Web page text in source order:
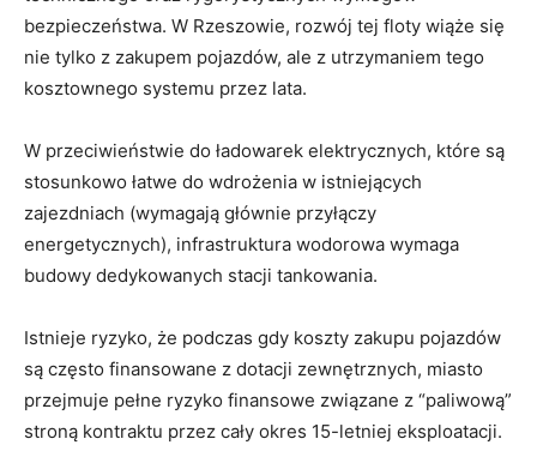
bezpieczeństwa. W Rzeszowie, rozwój tej floty wiąże się
nie tylko z zakupem pojazdów, ale z utrzymaniem tego
kosztownego systemu przez lata.
W przeciwieństwie do ładowarek elektrycznych, które są
stosunkowo łatwe do wdrożenia w istniejących
zajezdniach (wymagają głównie przyłączy
energetycznych), infrastruktura wodorowa wymaga
budowy dedykowanych stacji tankowania.
Istnieje ryzyko, że podczas gdy koszty zakupu pojazdów
są często finansowane z dotacji zewnętrznych, miasto
przejmuje pełne ryzyko finansowe związane z “paliwową”
stroną kontraktu przez cały okres 15-letniej eksploatacji.